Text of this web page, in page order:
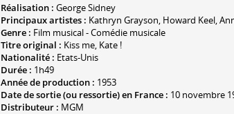
Réalisation : George Sidney
Principaux artistes : Kathryn Grayson, Howard Keel,
Genre : Film musical - Comédie musicale
Titre original : Kiss me, Kate !
Nationalité : Etats-Unis
Durée : 1h49
Année de production : 1953
Date de sortie (ou ressortie) en France : 10 novembre
Distributeur : MGM